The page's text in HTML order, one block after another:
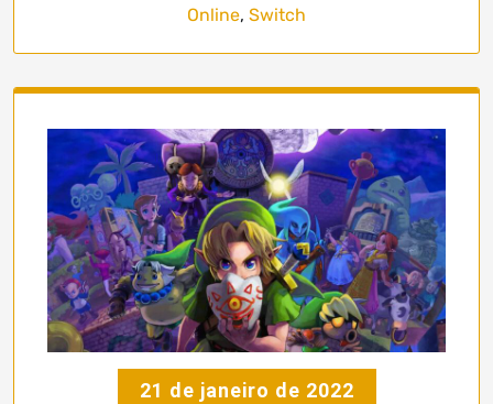
Online, Switch
21 de janeiro de 2022